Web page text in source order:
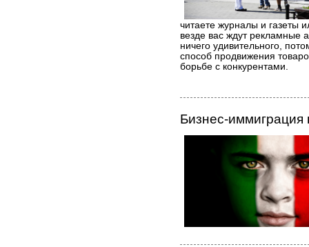
читаете журналы и газеты
везде вас ждут рекламные
ничего удивительного,
способ продвижения
борьбе с конкурентами.
Бизнес-